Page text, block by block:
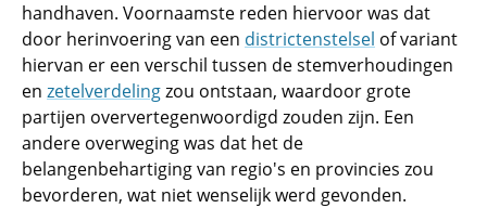
handhaven. Voornaamste reden hiervoor was dat
door herinvoering van een districtenstelsel of variant
hiervan er een verschil tussen de stemverhoudingen
en zetelverdelingzou ontstaan, waardoor grote
partijen oververtegenwoordigd zouden zijn. Een
andere overweging was dat het de
belangenbehartiging van regio's en provincies zou
bevorderen, wat niet wenselijk werd gevonden.